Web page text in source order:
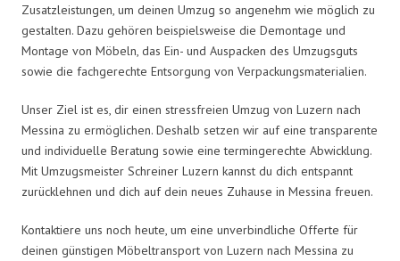
Zusatzleistungen, um deinen Umzug so angenehm wie möglich zu
gestalten. Dazu gehören beispielsweise die Demontage und
Montage von Möbeln, das Ein- und Auspacken des Umzugsguts
sowie die fachgerechte Entsorgung von Verpackungsmaterialien.
Unser Ziel ist es, dir einen stressfreien Umzug von Luzern nach
Messina zu ermöglichen. Deshalb setzen wir auf eine transparente
und individuelle Beratung sowie eine termingerechte Abwicklung.
Mit Umzugsmeister Schreiner Luzern kannst du dich entspannt
zurücklehnen und dich auf dein neues Zuhause in Messina freuen.
Kontaktiere uns noch heute, um eine unverbindliche Offerte für
deinen günstigen Möbeltransport von Luzern nach Messina zu